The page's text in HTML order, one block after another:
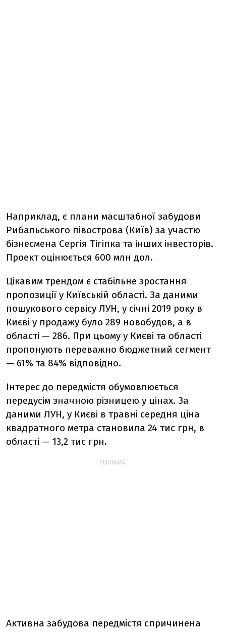
Наприклад, є плани масштабної забудови
Рибальського півострова (Київ) за участю
бізнесмена Сергія Тігіпка та інших інвесторів.
Проект оцінюється 600 млн дол.
Цікавим трендом є стабільне зростання
пропозиції у Київській області. За даними
пошукового сервісу ЛУН, у січні 2019 року в
Києві у продажу було 289 новобудов, а в
області — 286. При цьому у Києві та області
пропонують переважно бюджетний сегмент
— 61% та 84% відповідно.
Інтерес до передмістя обумовлюється
передусім значною різницею у цінах. За
даними ЛУН, у Києві в травні середня ціна
квадратного метра становила 24 тис грн, в
області — 13,2 тис грн.
РЕКЛАМА:
Активна забудова передмістя спричинена